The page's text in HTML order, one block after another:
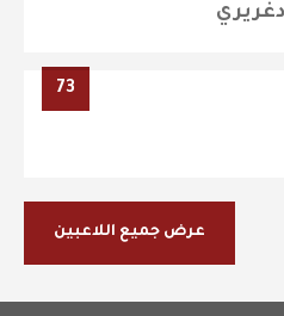
73
عرض جميع اللاعبين